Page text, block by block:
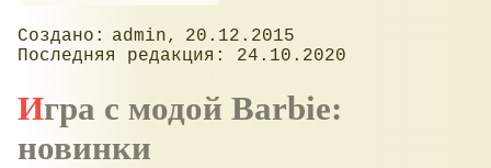
admin
20.12.2015
24.10.2020
Игра с модой Barbie:
новинки